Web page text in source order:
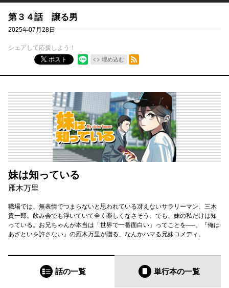
第３４話 譲る男
2025年07月28日
シェアして応援しよう！
ポスト
埋め込む
RSSフィード
妹は知っている
雁木万里
職場では、無表情でつまらないと思われている冴えないサラリーマン、三木
貴一郎。飲み会でも浮いていて全く楽しくなさそう。でも、妹の私だけは知
っている。お兄ちゃんが本当は「世界で一番面白い」ってことを──。『俺は
あざといを許さない』の雁木万里が贈る、なんかハマる兄妹コメディ。
話の一覧 単行本の一覧